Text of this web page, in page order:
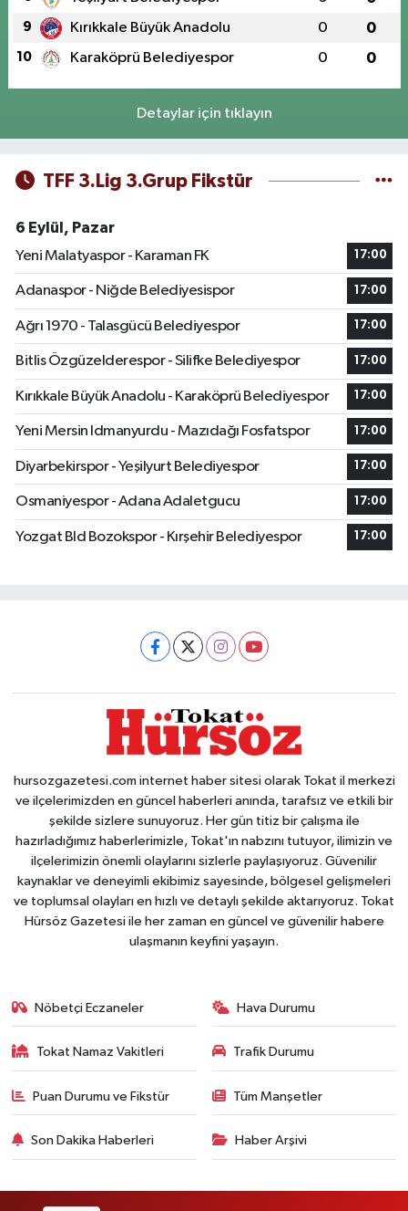
9 Kırıkkale Büyük Anadolu 0 0
10 Karaköprü Belediyespor 0 0
Detaylar için tıklayın
TFF 3.Lig 3.Grup Fikstür
6 Eylül, Pazar
Yeni Malatyaspor - Karaman FK
17:00
Adanaspor - Niğde Belediyesispor 17:00
Ağrı 1970 - Talasgücü Belediyespor 17:00
Bitlis Özgüzelderespor - Silifke Belediyespor 17:00
Kırıkkale Büyük Anadolu - Karaköprü Belediyespor 17:00
Yeni Mersin Idmanyurdu - Mazıdağı Fosfatspor 17:00
Diyarbekirspor - Yeşilyurt Belediyespor 17:00
Osmaniyespor - Adana Adaletgucu 17:00
Yozgat Bld Bozokspor - Kırşehir Belediyespor 17:00
hursozgazetesi.com internet haber sitesi olarak Tokat il merkezi
ve ilçelerimizden en güncel haberleri anında, tarafsız ve etkili bir
şekilde sizlere sunuyoruz. Her gün titiz bir çalışma ile
hazırladığımız haberlerimizle, Tokat'ın nabzını tutuyor, ilimizin ve
ilçelerimizin önemli olaylarını sizlerle paylaşıyoruz. Güvenilir
kaynaklar ve deneyimli ekibimiz sayesinde, bölgesel gelişmeleri
ve toplumsal olayları en hızlı ve detaylı şekilde aktarıyoruz. Tokat
Hürsöz Gazetesi ile her zaman en güncel ve güvenilir habere
ulaşmanın keyfini yaşayın.
Nöbetçi Eczaneler Hava Durumu
Tokat Namaz Vakitleri Trafik Durumu
Puan Durumu ve Fikstür Tüm Manşetler
Son Dakika Haberleri Haber Arşivi